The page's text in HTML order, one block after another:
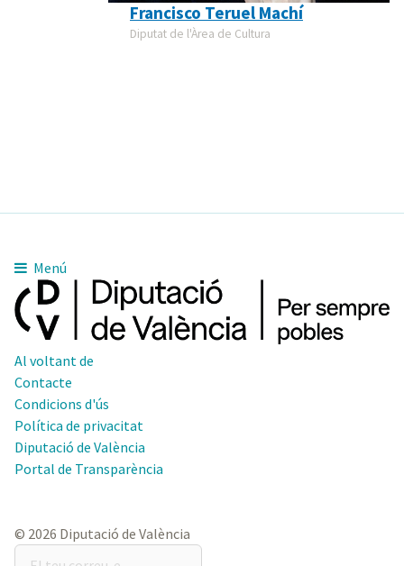
Francisco Teruel Machí
Diputat de l'Àrea de Cultura
Menú
Al voltant de
Contacte
Condicions d'ús
Política de privacitat
Diputació de València
Portal de Transparència
© 2026 Diputació de València